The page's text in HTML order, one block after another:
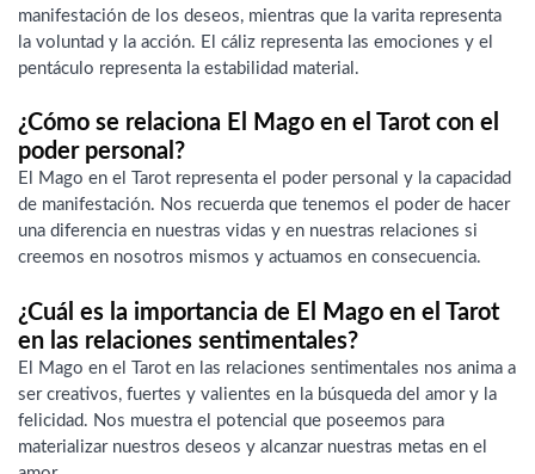
manifestación de los deseos, mientras que la varita representa
la voluntad y la acción. El cáliz representa las emociones y el
pentáculo representa la estabilidad material.
¿Cómo se relaciona El Mago en el Tarot con el
poder personal?
El Mago en el Tarot representa el poder personal y la capacidad
de manifestación. Nos recuerda que tenemos el poder de hacer
una diferencia en nuestras vidas y en nuestras relaciones si
creemos en nosotros mismos y actuamos en consecuencia.
¿Cuál es la importancia de El Mago en el Tarot
en las relaciones sentimentales?
El Mago en el Tarot en las relaciones sentimentales nos anima a
ser creativos, fuertes y valientes en la búsqueda del amor y la
felicidad. Nos muestra el potencial que poseemos para
materializar nuestros deseos y alcanzar nuestras metas en el